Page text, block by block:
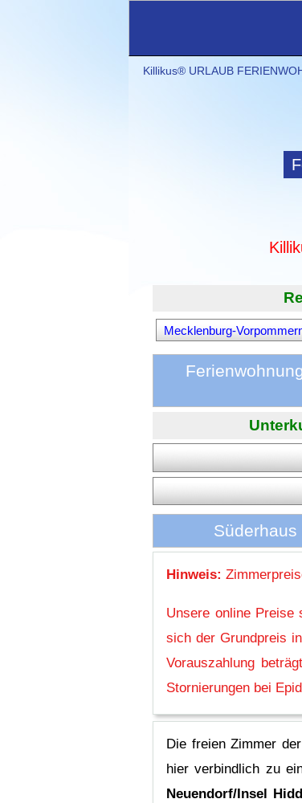
Killikus® URLAUB
Mecklenburg-
Hinweis:
Unsere online Preise
sich der Grundpreis
Vorauszahlung
Stornierungen bei
Die freien Zimmer
hier verbindlich zu
Neuendorf/Insel